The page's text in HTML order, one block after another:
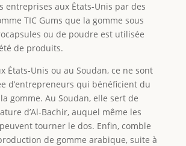
entreprises aux États-Unis par des
TIC Gums que la gomme sous
ou de poudre est utilisée
de produits.
États-Unis ou au Soudan, ce ne sont
d’entrepreneurs qui bénéficient du
gomme. Au Soudan, elle sert de
d’Al-Bachir, auquel même les
tourner le dos. Enfin, comble
de gomme arabique, suite à